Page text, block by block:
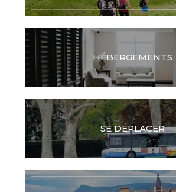
HÉBERGEMENTS
SE DÉPLACER